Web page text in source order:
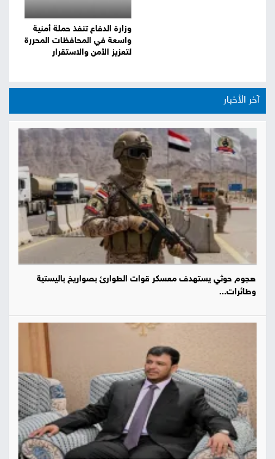
وزارة الدفاع تنفذ حملة أمنية
واسعة في المحافظات المحررة
لتعزيز الأمن والاستقرار
آخر الأخبار
هجوم حوثي يستهدف معسكر قوات الطوارئ بصواريخ باليستية
وطائرات...